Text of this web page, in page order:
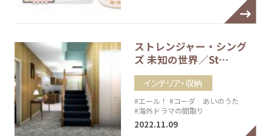
ストレンジャー・シング
ズ 未知の世界／St…
インテリア・収納
#エール！ #コーダ あいのうた
#海外ドラマの間取り
2022.11.09